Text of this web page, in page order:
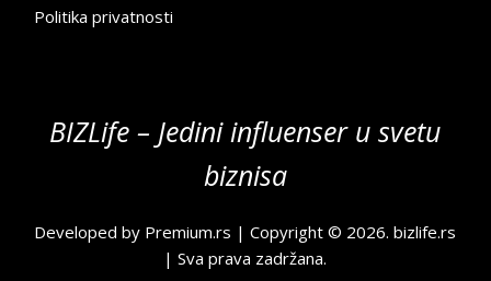
Politika privatnosti
BIZLife – Jedini influenser u svetu
biznisa
Developed by Premium.rs | Copyright © 2026.bizlife.rs
| Sva prava zadržana.